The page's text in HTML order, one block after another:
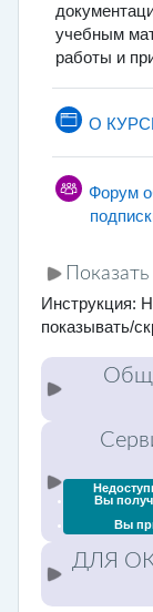
учебным
работы и
О
Форум
Инструкция:
показывать/
Вы
Вы
ДЛЯ